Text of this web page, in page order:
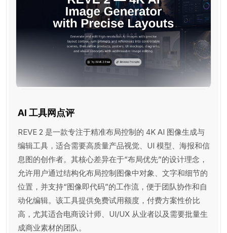
AI 工具网点评
REVE 2 是一款专注于精准布局控制的 4K AI 图像生成与
编辑工具，适合需要高质量产品视觉、UI 模型、海报和信
息图的创作者。其核心差异在于“布局优先”的设计理念，
允许用户通过结构化布局控制图像中对象、文字和细节的
位置，并支持“图像即代码”的工作流，便于团队协作和自
动化编辑。该工具提供免费试用额度，付费方案性价比
高，尤其适合电商设计师、UI/UX 从业者以及需要批量生
成商业素材的团队。